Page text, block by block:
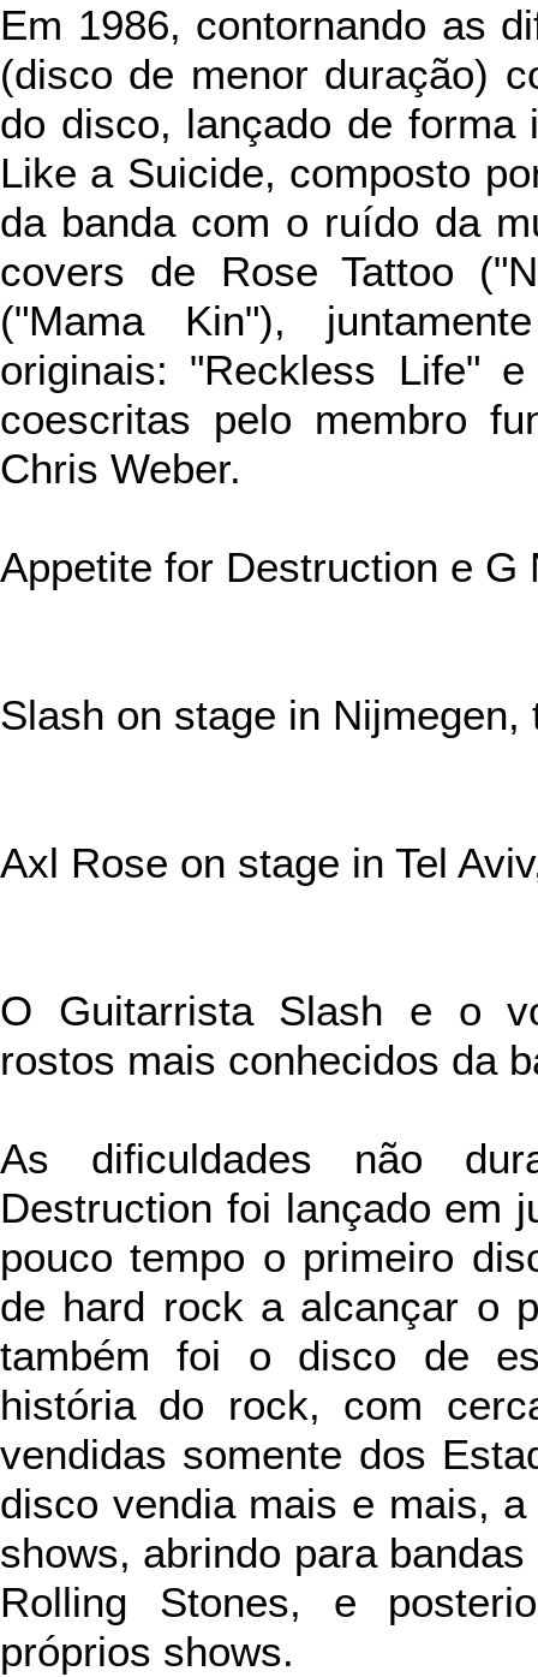
Em 1986, contornando as
(disco de menor duração)
do disco, lançado de forma
Like a Suicide, composto
da banda com o ruído da
covers de Rose Tattoo
("Mama Kin"),
originais: "Reckless Life"
coescritas pelo membro
Chris Weber.
Appetite for Destruction e G
Slash on stage in
Axl Rose on stage in Tel
O Guitarrista Slash e o
rostos mais conhecidos da
As dificuldades não
Destruction foi lançado em
pouco tempo o primeiro
de hard rock a alcançar o
também foi o disco de
história do rock, com
vendidas somente dos
disco vendia mais e mais,
shows, abrindo para
Rolling Stones, e
próprios shows.